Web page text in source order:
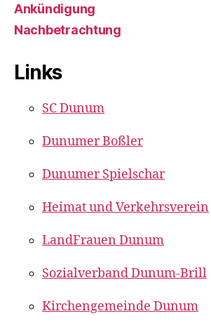
Ankündigung
Nachbetrachtung
Links
SC Dunum
Dunumer Boßler
Dunumer Spielschar
Heimat und Verkehrsverein
LandFrauen Dunum
Sozialverband Dunum-Brill
Kirchengemeinde Dunum